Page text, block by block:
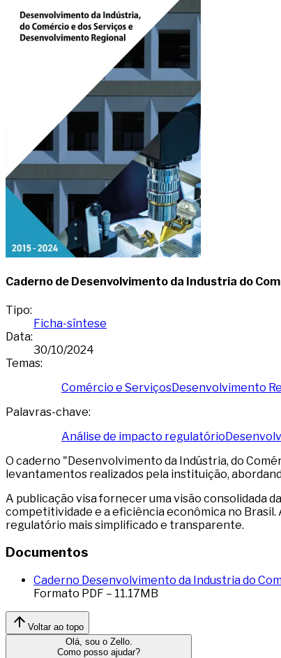
Caderno de Desenvolvimento da Industria do
Tipo:
Ficha-síntese
Data:
30/10/2024
Temas:
Comércio e ServiçosDesenvolvimento
Palavras-chave:
Análise de impacto regulatório
O caderno "Desenvolvimento da Indústria, do
levantamentos realizados pela instituição,
A publicação visa fornecer uma visão consolidada
competitividade e a eficiência econômica no Brasil.
regulatório mais simplificado e transparente.
Documentos
Caderno Desenvolvimento da Industria do
Formato PDF – 11.17MB
Voltar ao topo
Olá, sou o Zello.
Como posso ajudar?